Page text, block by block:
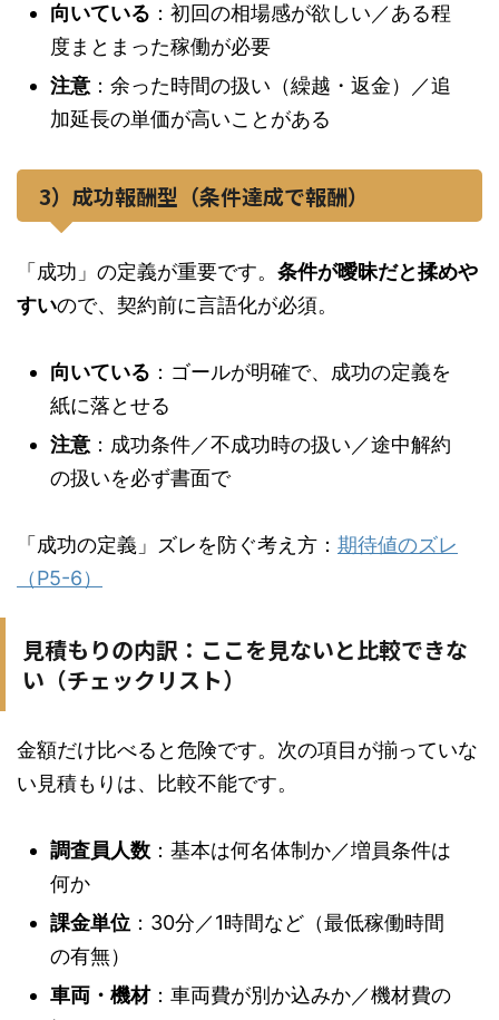
向いている ：初回の相場感が欲しい／ある程
度まとまった稼働が必要
注意 ：余った時間の扱い（繰越・返金）／追
加延長の単価が高いことがある
3）成功報酬型（条件達成で報酬）
「成功」の定義が重要です。 条件が曖昧だと揉めや
すいので、契約前に言語化が必須。
向いている ：ゴールが明確で、成功の定義を
紙に落とせる
注意 ：成功条件／不成功時の扱い／途中解約
の扱いを必ず書面で
「成功の定義」ズレを防ぐ考え方： 期待値のズレ
（P5-6）
見積もりの内訳：ここを見ないと比較できな
い（チェックリスト）
金額だけ比べると危険です。次の項目が揃っていな
い見積もりは、比較不能です。
調査員人数 ：基本は何名体制か／増員条件は
何か
課金単位 ：30分／1時間など（最低稼働時間
の有無）
車両・機材：車両費が別か込みか／機材費の